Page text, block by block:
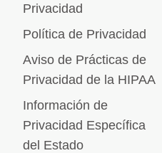
Privacidad
Política de Privacidad
Aviso de Prácticas de
Privacidad de la HIPAA
Información de
Privacidad Específica
del Estado